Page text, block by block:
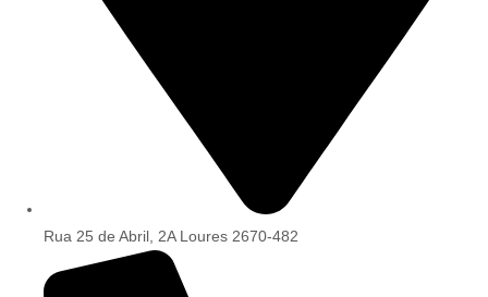
Rua 25 de Abril, 2A Loures 2670-482